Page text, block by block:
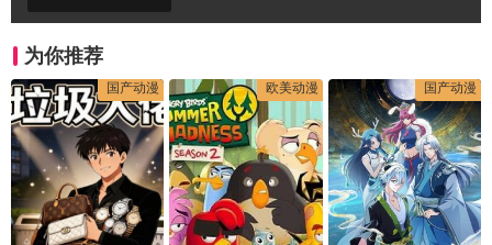
为你推荐
国产动漫 欧美动漫 国产动漫